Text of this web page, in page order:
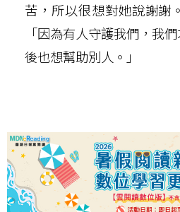
苦，所以很想對她說謝謝
「因為有人守護我們，我
後也想幫助別人。」